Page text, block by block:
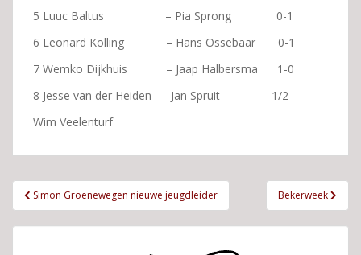
5 Luuc Baltus – Pia Sprong 0-1
6 Leonard Kolling – Hans Ossebaar 0-1
7 Wemko Dijkhuis – Jaap Halbersma 1-0
8 Jesse van der Heiden – Jan Spruit 1/2
Wim Veelenturf
Bericht
navigatie
Simon Groenewegen nieuwe jeugdleider Bekerweek